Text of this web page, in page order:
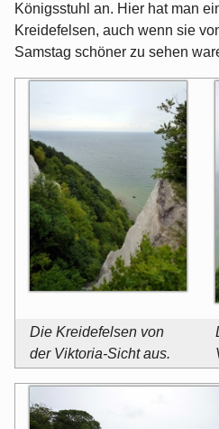
Königsstuhl an. Hier hat man
Kreidefelsen, auch wenn sie
Samstag schöner zu sehen
Die Kreidefelsen von
der Viktoria-Sicht aus.